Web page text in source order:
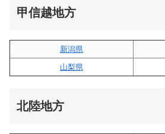
甲信越地方
新潟県
山梨県
北陸地方